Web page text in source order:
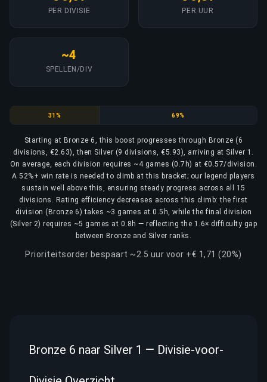
PER DIVISIE PER UUR
~4
SPELLEN/DIV
Bronze
31% Silver
69%
Starting at Bronze 6, this boost progresses through Bronze (6
divisions, €2.63), then Silver (9 divisions, €5.93), arriving at Silver 1.
On average, each division requires ~4 games (0.7h) at €0.57/division.
A 52%+ win rate is needed to climb at this bracket; our legend players
sustain well above this, ensuring steady progress across all 15
divisions. Rating efficiency decreases across this climb: the first
division (Bronze 6) takes ~3 games at 0.5h, while the final division
(Silver 2) requires ~5 games at 0.8h — reflecting the 1.6× difficulty gap
between Bronze and Silver ranks.
Prioriteitsorder bespaart ~2.5 uur voor +€ 1,71 (20%)
Bronze 6 naar Silver 1 — Divisie-voor-